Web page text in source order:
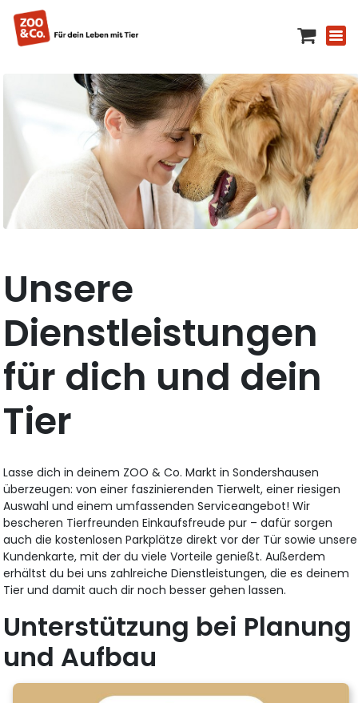
Unsere
Dienstleistungen
für dich und dein
Tier
Lasse dich in deinem ZOO & Co. Markt in Sondershausen
überzeugen: von einer faszinierenden Tierwelt, einer riesigen
Auswahl und einem umfassenden Serviceangebot! Wir
bescheren Tierfreunden Einkaufsfreude pur – dafür sorgen
auch die kostenlosen Parkplätze direkt vor der Tür sowie unsere
Kundenkarte, mit der du viele Vorteile genießt. Außerdem
erhältst du bei uns zahlreiche Dienstleistungen, die es deinem
Tier und damit auch dir noch besser gehen lassen.
Unterstützung bei Planung
und Aufbau